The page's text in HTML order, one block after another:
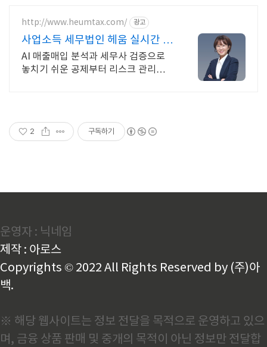
http://www.heumtax.com/ 광고
사업소득 세무법인 헤움 실시간 카
톡 상담 지원
AI 매출매입 분석과 세무사 검증으로
놓치기 쉬운 공제부터 리스크 관리까
2 구독하기
운영자 : 닉네임
제작 : 아로스
Copyrights © 2022 All Rights Reserved by (주)아
백.
※ 해당 웹사이트는 정보 전달을 목적으로 운영하고 있으
며, 금융 상품 판매 및 중개의 목적이 아닌 정보만 전달합